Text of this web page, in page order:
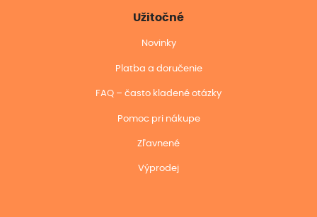
Užitočné
Novinky
Platba a doručenie
FAQ – často kladené otázky
Pomoc pri nákupe
Zľavnené
Výprodej